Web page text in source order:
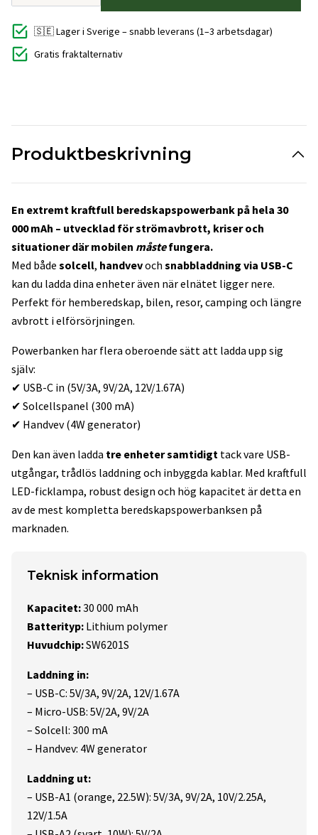
🇸🇪 Lager i Sverige – snabb leverans (1–3 arbetsdagar)
Gratis fraktalternativ
Produktbeskrivning
En extremt kraftfull beredskapspowerbank på hela 30
000 mAh – utvecklad för strömavbrott, kriser och
situationer där mobilen måstefungera.
Med både solcell, handvevoch snabbladdning via USB-C
kan du ladda dina enheter även när elnätet ligger nere.
Perfekt för hemberedskap, bilen, resor, camping och längre
avbrott i elförsörjningen.
Powerbanken har flera oberoende sätt att ladda upp sig
själv:
✔ USB-C in (5V/3A, 9V/2A, 12V/1.67A)
✔ Solcellspanel (300 mA)
✔ Handvev (4W generator)
Den kan även ladda tre enheter samtidigt tack vare USB-
utgångar, trådlös laddning och inbyggda kablar. Med kraftfull
LED-ficklampa, robust design och hög kapacitet är detta en
av de mest kompletta beredskapspowerbanksen på
marknaden.
Teknisk information
Kapacitet:30 000 mAh
Batterityp: Lithium polymer
Huvudchip:SW6201S
Laddning in:
– USB-C: 5V/3A, 9V/2A, 12V/1.67A
– Micro-USB: 5V/2A, 9V/2A
– Solcell: 300 mA
– Handvev: 4W generator
Laddning ut:
– USB-A1 (orange, 22.5W): 5V/3A, 9V/2A, 10V/2.25A,
12V/1.5A